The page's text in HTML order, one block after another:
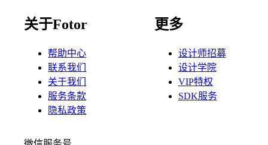
关于Fotor
帮助中心
联系我们
关于我们
服务条款
隐私政策
更多
设计师招募
设计学院
VIP特权
SDK服务